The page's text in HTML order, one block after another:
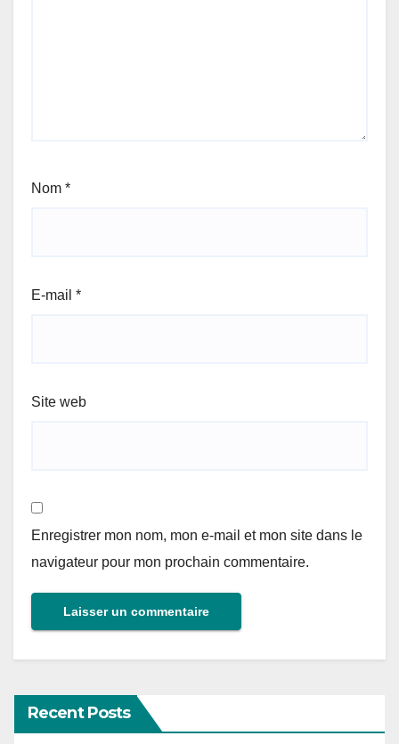
Nom *
E-mail *
Site web
Enregistrer mon nom, mon e-mail et mon site dans le
navigateur pour mon prochain commentaire.
Recent Posts